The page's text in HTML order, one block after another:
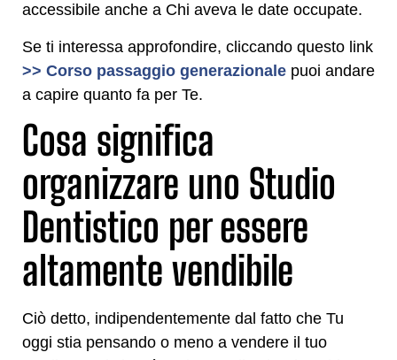
accessibile anche a Chi aveva le date occupate.
Se ti interessa approfondire, cliccando questo link
>> Corso passaggio generazionale puoi andare
a capire quanto fa per Te.
Cosa significa
organizzare uno Studio
Dentistico per essere
altamente vendibile
Ciò detto, indipendentemente dal fatto che Tu
oggi stia pensando o meno a vendere il tuo